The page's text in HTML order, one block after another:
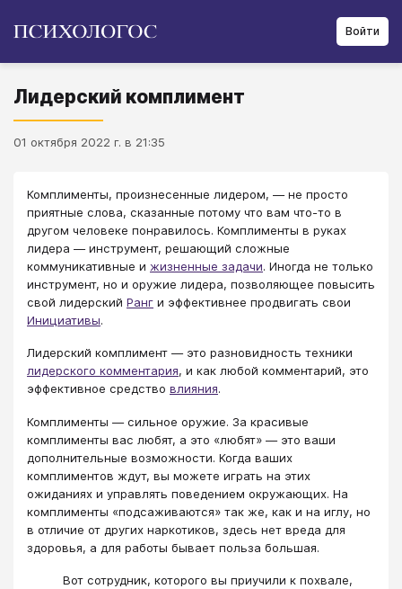
Войти
Лидерский комплимент
01 октября 2022 г. в 21:35
Комплименты, произнесенные лидером, — не просто
приятные слова, сказанные потому что вам что-то в
другом человеке понравилось. Комплименты в руках
лидера — инструмент, решающий сложные
коммуникативные и жизненные задачи. Иногда не только
инструмент, но и оружие лидера, позволяющее повысить
свой лидерский Ранг и эффективнее продвигать свои
Инициативы.
Лидерский комплимент — это разновидность техники
лидерского комментария, и как любой комментарий, это
эффективное средство влияния.
Комплименты — сильное оружие. За красивые
комплименты вас любят, а это «любят» — это ваши
дополнительные возможности. Когда ваших
комплиментов ждут, вы можете играть на этих
ожиданиях и управлять поведением окружающих. На
комплименты «подсаживаются» так же, как и на иглу, но
в отличие от других наркотиков, здесь нет вреда для
здоровья, а для работы бывает польза большая.
Вот сотрудник, которого вы приучили к похвале,